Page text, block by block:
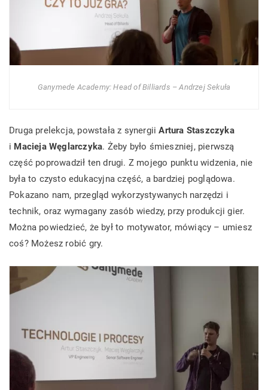
Ganymede Academy: Head of Billiards – Andrzej Sekuła
Druga prelekcja, powstała z synergiiArtura Staszczyka
i Macieja Węglarczyka. Żeby było śmieszniej, pierwszą
część poprowadził ten drugi. Z mojego punktu widzenia, nie
była to czysto edukacyjna część, a bardziej poglądowa.
Pokazano nam, przegląd wykorzystywanych narzędzi i
technik, oraz wymagany zasób wiedzy, przy produkcji gier.
Można powiedzieć, że był to motywator, mówiący – umiesz
coś? Możesz robić gry.